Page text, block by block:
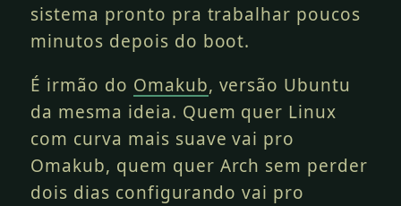
sistema pronto pra trabalhar poucos
minutos depois do boot.
É irmão do Omakub, versão Ubuntu
da mesma ideia. Quem quer Linux
com curva mais suave vai pro
Omakub, quem quer Arch sem perder
dois dias configurando vai pro